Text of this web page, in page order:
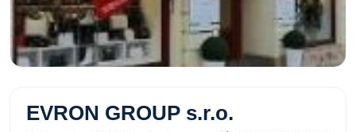
EVRON GROUP s.r.o.